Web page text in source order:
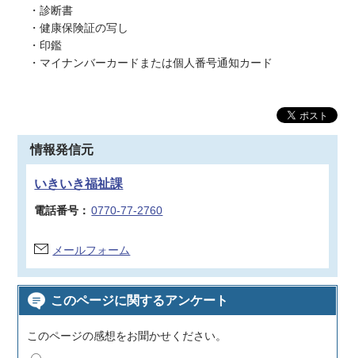
・診断書
・健康保険証の写し
・印鑑
・マイナンバーカードまたは個人番号通知カード
情報発信元
いきいき福祉課
電話番号： 0770-77-2760
メールフォーム
このページに関するアンケート
このページの感想をお聞かせください。